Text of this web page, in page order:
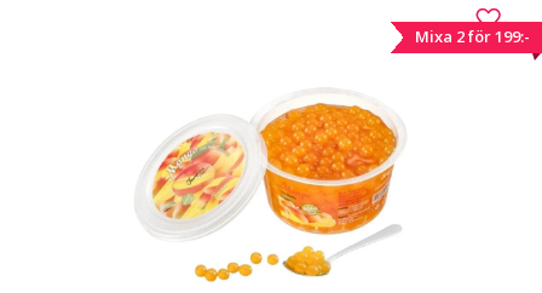
Mixa 2 för 199:-